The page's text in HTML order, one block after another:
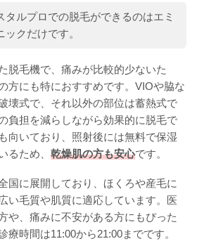
タルプロでの脱毛ができるのはエミ
ックだけです。
脱毛機で、痛みが比較的少ないた
方にも特におすすめです。VIOや脇な
壊式で、それ以外の部位は蓄熱式で
負担を減らしながら効果的に脱毛で
向いており、照射後には無料で保湿
るため、 乾燥肌の方も安心です。
国に展開しており、ほくろや産毛に
い毛質や肌質に適応しています。医
や、痛みに不安がある方にもぴった
療時間は11:00から21:00までです。